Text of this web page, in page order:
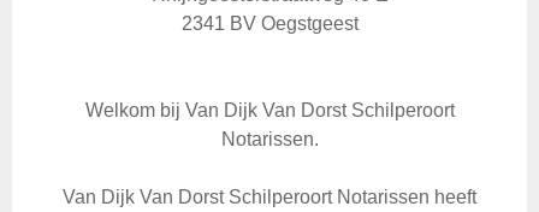
2341 BV Oegstgeest
Welkom bij Van Dijk Van Dorst Schilperoort
Notarissen.
Van Dijk Van Dorst Schilperoort Notarissen heeft